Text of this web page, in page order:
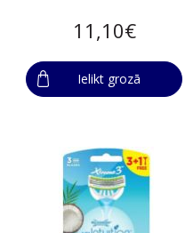
11,10€
Ielikt grozā